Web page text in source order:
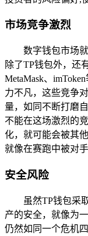
市场竞争激烈
数字钱包市场
除了TP钱包外，还
MetaMask、
力不凡，这些竞争
量，如同不断打磨
不能在这场激烈的
化，就可能会被其
就像在赛跑中被对手
安全风险
虽然TP钱包采
产的安全，就像为
仍然如同一个危机